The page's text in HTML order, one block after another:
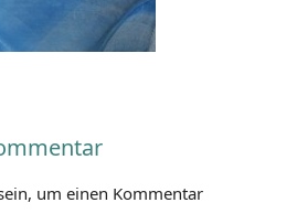
um einen Kommentar